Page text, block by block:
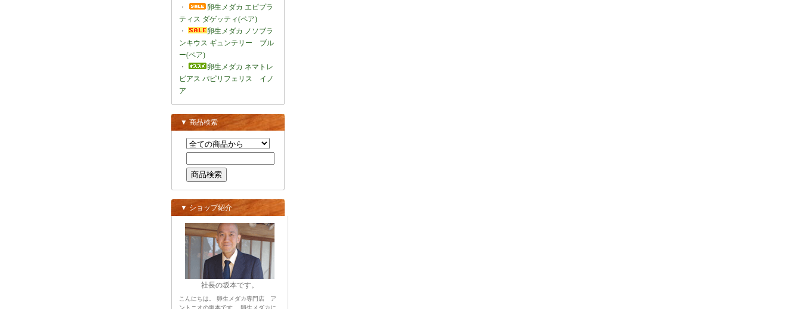
・
卵生メダカ エピプラ
ティス ダゲッティ(ペア)
・
卵生メダカ ノソブラ
ンキウス ギュンテリー ブル
ー(ペア)
・
卵生メダカ ネマトレ
ビアス パピリフェリス イノ
ア
▼ 商品検索
▼ ショップ紹介
社長の坂本です。
こんにちは。 卵生メダカ専門店 ア
ントニオの坂本です。 卵生メダカに